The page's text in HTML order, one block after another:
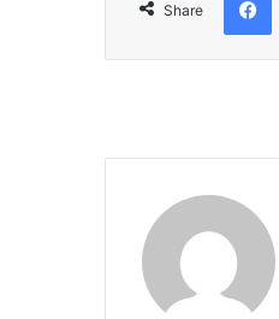
Share